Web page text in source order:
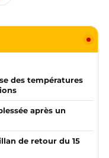
des températures
après un
de retour du 15